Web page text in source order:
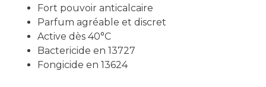
Fort pouvoir anticalcaire
Parfum agréable et discret
Active dès 40°C
Bactericide en 13727
Fongicide en 13624